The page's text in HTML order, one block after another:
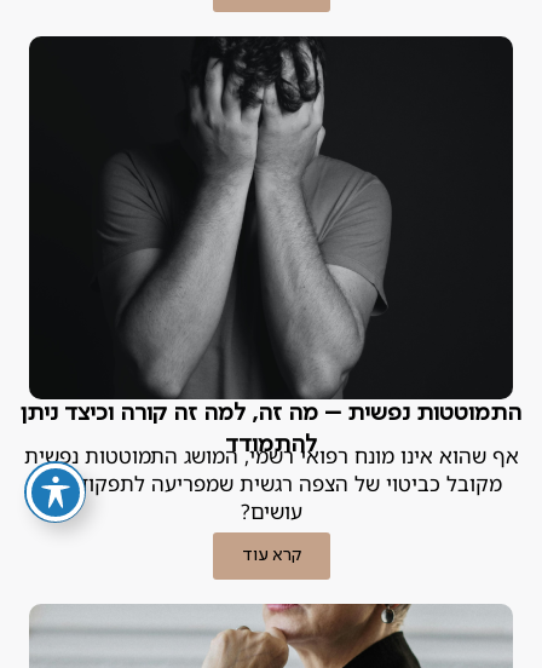
התמוטטות נפשית – מה זה, למה זה קורה וכיצד ניתן
להתמודד
אף שהוא אינו מונח רפואי רשמי, המושג התמוטטות נפשית
מקובל כביטוי של הצפה רגשית שמפריעה לתפקוד. מה
עושים?
קרא עוד